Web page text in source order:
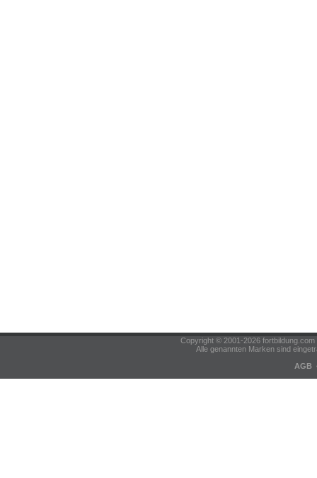
Copyright © 2001-2026
Alle genannten Marken sind
AGB